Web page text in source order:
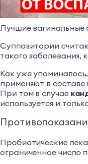
Лучшие вагинальные
Суппозитории
такого заболевания,
Как уже
применяют в
При том в случае
используется и
Пробиотические
ограниченное число